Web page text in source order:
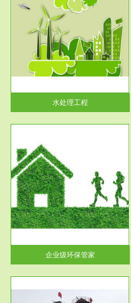
水处理工程
服务范围
园区环保管家
2016 年 4 月，环保部下发《关
于积极发挥环境保护作用促进供
给侧结...
企业级环保管家
服务范围
固体危险废物处理
固体废物解释：固体废物是指人
们在生产建设、日常生活和其他
活动中...